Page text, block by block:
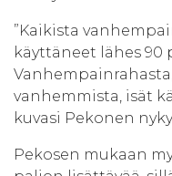
”Kaikista
käyttäneet lähes 90
vanhemmista, isät
kuvasi Pekonen
Pekosen mukaan